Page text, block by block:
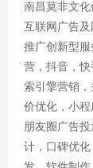
南昌莫非文
互联网广告
推广创新型
营，抖音，
索引擎营销
价优化，小
朋友圈广告
计，口碑优